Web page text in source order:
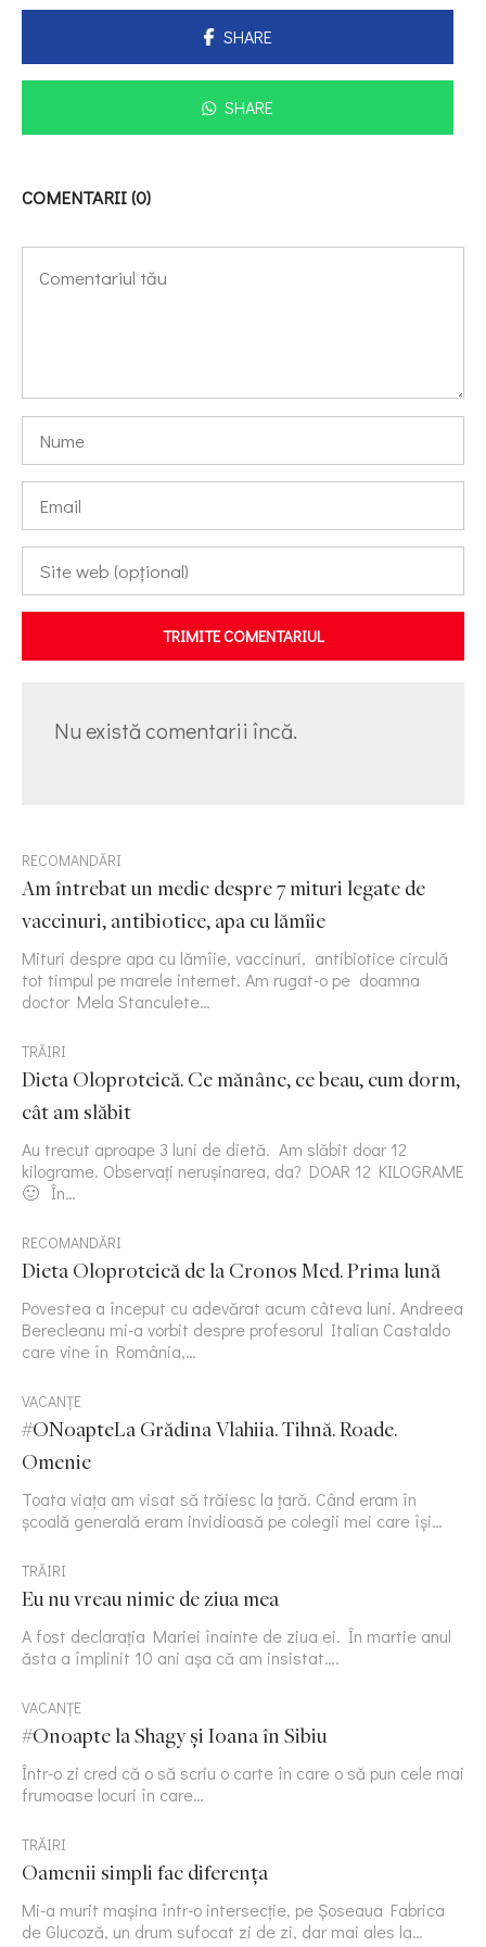
SHARE
SHARE
COMENTARII (0)
TRIMITE COMENTARIUL
Nu există comentarii încă.
RECOMANDĂRI
Am întrebat un medic despre 7 mituri legate de
vaccinuri, antibiotice, apa cu lămîie
Mituri despre apa cu lămîie, vaccinuri, antibiotice circulă
tot timpul pe marele internet. Am rugat-o pe doamna
doctor Mela Stanculete…
TRĂIRI
Dieta Oloproteică. Ce mănânc, ce beau, cum dorm,
cât am slăbit
Au trecut aproape 3 luni de dietă. Am slăbit doar 12
kilograme. Observați nerușinarea, da? DOAR 12 KILOGRAME
🙂 În…
RECOMANDĂRI
Dieta Oloproteică de la Cronos Med. Prima lună
Povestea a început cu adevărat acum câteva luni. Andreea
Berecleanu mi-a vorbit despre profesorul Italian Castaldo
care vine în România,…
VACANȚE
#ONoapteLa Grădina Vlahiia. Tihnă. Roade.
Omenie
Toata viața am visat să trăiesc la țară. Când eram în
școală generală eram invidioasă pe colegii mei care își…
TRĂIRI
Eu nu vreau nimic de ziua mea
A fost declarația Mariei înainte de ziua ei. În martie anul
ăsta a împlinit 10 ani așa că am insistat….
VACANȚE
#Onoapte la Shagy și Ioana în Sibiu
Într-o zi cred că o să scriu o carte în care o să pun cele mai
frumoase locuri în care…
TRĂIRI
Oamenii simpli fac diferența
Mi-a murit mașina într-o intersecție, pe Șoseaua Fabrica
de Glucoză, un drum sufocat zi de zi, dar mai ales la…